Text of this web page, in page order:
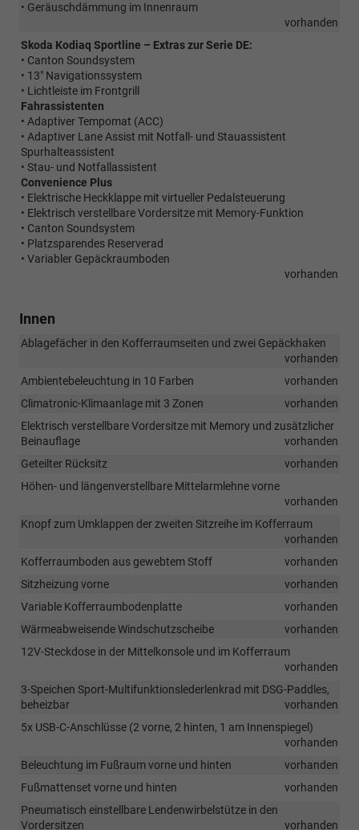
• Geräuschdämmung im Innenraum
vorhanden
Skoda Kodiaq Sportline – Extras zur Serie DE:
• Canton Soundsystem
• 13" Navigationssystem
• Lichtleiste im Frontgrill
Fahrassistenten
• Adaptiver Tempomat (ACC)
• Adaptiver Lane Assist mit Notfall- und Stauassistent
Spurhalteassistent
• Stau- und Notfallassistent
Convenience Plus
• Elektrische Heckklappe mit virtueller Pedalsteuerung
• Elektrisch verstellbare Vordersitze mit Memory-Funktion
• Canton Soundsystem
• Platzsparendes Reserverad
• Variabler Gepäckraumboden
vorhanden
Innen
Ablagefächer in den Kofferraumseiten und zwei Gepäckhaken
vorhanden
Ambientebeleuchtung in 10 Farben
vorhanden
Climatronic-Klimaanlage mit 3 Zonen
vorhanden
Elektrisch verstellbare Vordersitze mit Memory und zusätzlicher
Beinauflage
vorhanden
Geteilter Rücksitz
vorhanden
Höhen- und längenverstellbare Mittelarmlehne vorne
vorhanden
Knopf zum Umklappen der zweiten Sitzreihe im Kofferraum
vorhanden
Kofferraumboden aus gewebtem Stoff
vorhanden
Sitzheizung vorne
vorhanden
Variable Kofferraumbodenplatte
vorhanden
Wärmeabweisende Windschutzscheibe
vorhanden
12V-Steckdose in der Mittelkonsole und im Kofferraum
vorhanden
3-Speichen Sport-Multifunktionslederlenkrad mit DSG-Paddles,
beheizbar
vorhanden
5x USB-C-Anschlüsse (2 vorne, 2 hinten, 1 am Innenspiegel)
vorhanden
Beleuchtung im Fußraum vorne und hinten
vorhanden
Fußmattenset vorne und hinten
vorhanden
Pneumatisch einstellbare Lendenwirbelstütze in den
Vordersitzen
vorhanden